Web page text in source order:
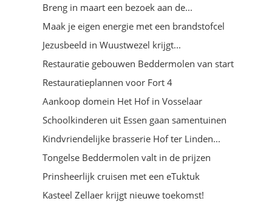
Breng in maart een bezoek aan de...
Maak je eigen energie met een brandstofcel
Jezusbeeld in Wuustwezel krijgt...
Restauratie gebouwen Beddermolen van start
Restauratieplannen voor Fort 4
Aankoop domein Het Hof in Vosselaar
Schoolkinderen uit Essen gaan samentuinen
Kindvriendelijke brasserie Hof ter Linden...
Tongelse Beddermolen valt in de prijzen
Prinsheerlijk cruisen met een eTuktuk
Kasteel Zellaer krijgt nieuwe toekomst!